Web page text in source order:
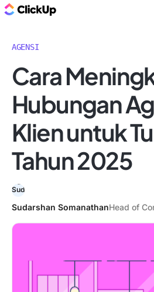
AGENSI
Cara
Hubungan
Klien untuk
Tahun 2025
Sudarshan SomanathanHead of